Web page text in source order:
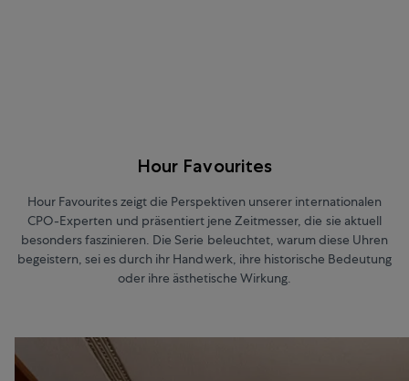
Hour Favourites
Hour Favourites zeigt die Perspektiven unserer internationalen
CPO-Experten und präsentiert jene Zeitmesser, die sie aktuell
besonders faszinieren. Die Serie beleuchtet, warum diese Uhren
begeistern, sei es durch ihr Handwerk, ihre historische Bedeutung
oder ihre ästhetische Wirkung.